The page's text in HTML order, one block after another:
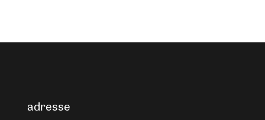
adresse